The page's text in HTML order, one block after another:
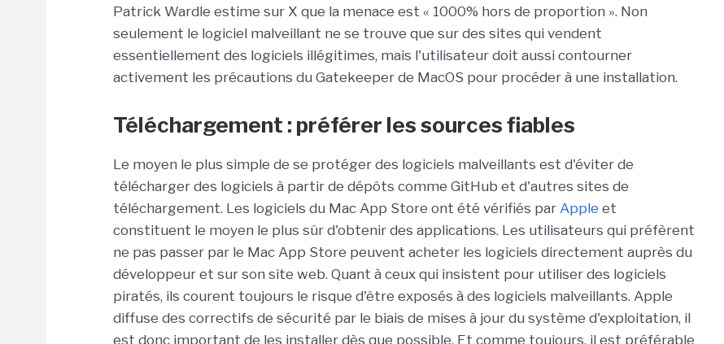
Patrick Wardle estime sur X que la menace est « 1000% hors de proportion ». Non
seulement le logiciel malveillant ne se trouve que sur des sites qui vendent
essentiellement des logiciels illégitimes, mais l'utilisateur doit aussi contourner
activement les précautions du Gatekeeper de MacOS pour procéder à une installation.
Téléchargement : préférer les sources fiables
Le moyen le plus simple de se protéger des logiciels malveillants est d'éviter de
télécharger des logiciels à partir de dépôts comme GitHub et d'autres sites de
téléchargement. Les logiciels du Mac App Store ont été vérifiés par Apple et
constituent le moyen le plus sûr d'obtenir des applications. Les utilisateurs qui préfèrent
ne pas passer par le Mac App Store peuvent acheter les logiciels directement auprès du
développeur et sur son site web. Quant à ceux qui insistent pour utiliser des logiciels
piratés, ils courent toujours le risque d'être exposés à des logiciels malveillants. Apple
diffuse des correctifs de sécurité par le biais de mises à jour du système d'exploitation, il
est donc important de les installer dès que possible. Et comme toujours, il est préférable